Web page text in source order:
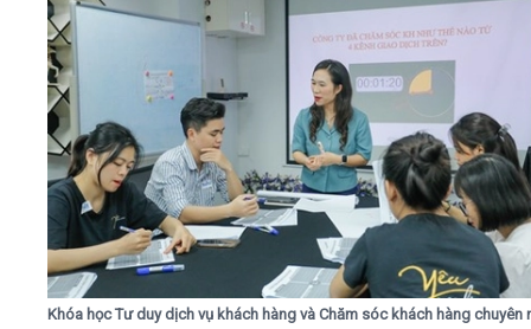
Khóa học Tư duy dịch vụ khách hàng và Chăm sóc khách hàng chuyên